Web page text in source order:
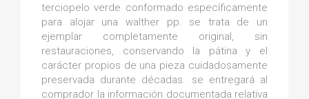
terciopelo verde conformado específicamente
para alojar una walther pp. se trata de un
ejemplar completamente original, sin
restauraciones, conservando la pátina y el
carácter propios de una pieza cuidadosamente
preservada durante décadas. se entregará al
comprador la información documentada relativa